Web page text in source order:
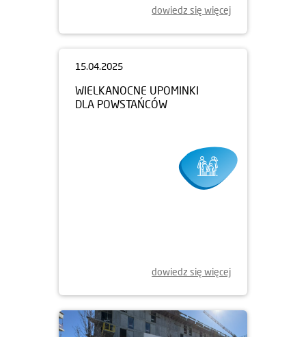
dowiedz się więcej
dowiedz się więcej